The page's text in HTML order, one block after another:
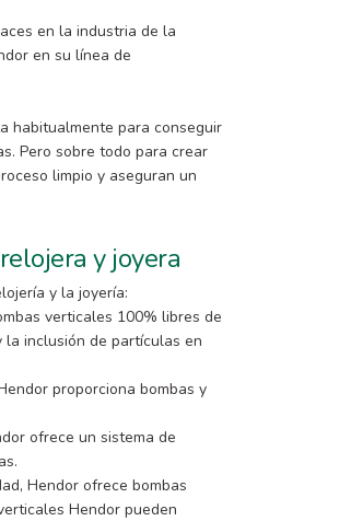
en la industria de la
en su línea de
habitualmente para conseguir
Pero sobre todo para crear
limpio y aseguran un
y joyera
y la joyería:
verticales 100% libres de
inclusión de partículas en
proporciona bombas y
ofrece un sistema de
Hendor ofrece bombas
Hendor pueden